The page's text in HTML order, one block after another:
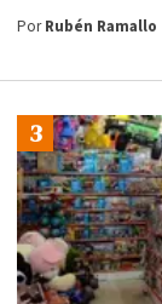
PorRubén Ramallo